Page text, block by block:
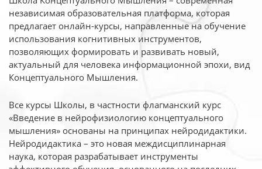
независимая образовательная платформа, которая
предлагает онлайн-курсы, направленные на обучение
использования когнитивных инструментов,
позволяющих формировать и развивать новый,
актуальный для человека информационной эпохи, вид
Концептуального Мышления.
Все курсы Школы, в частности флагманский курс
«Введение в нейрофизиологию концептуального
мышления» основаны на принципах нейродидактики.
Нейродидактика – это новая междисциплинарная
наука, которая разрабатывает инструменты